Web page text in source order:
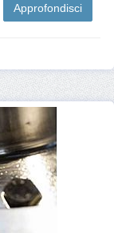
Approfondisci